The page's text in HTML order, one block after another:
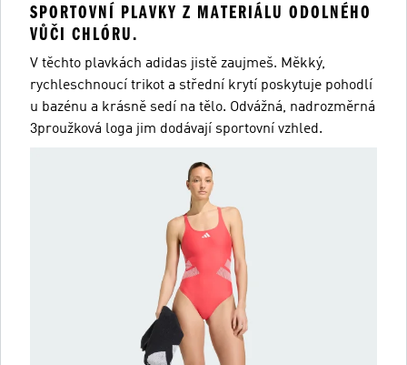
SPORTOVNÍ PLAVKY Z MATERIÁLU ODOLNÉHO
VŮČI CHLÓRU.
V těchto plavkách adidas jistě zaujmeš. Měkký,
rychleschnoucí trikot a střední krytí poskytuje pohodlí
u bazénu a krásně sedí na tělo. Odvážná, nadrozměrná
3proužková loga jim dodávají sportovní vzhled.